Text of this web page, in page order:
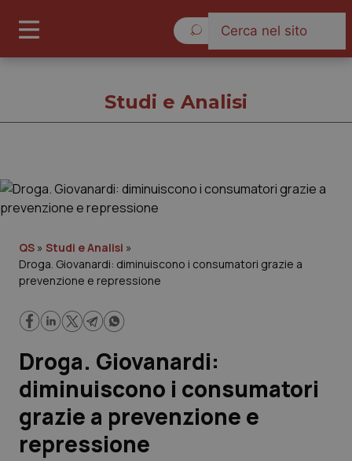
Governo e Parlamento
Regioni e Asl
Lavoro e Professioni
Scienza e Farmaci
Studi e Analisi
Studi e Analisi
QS » Studi e Analisi »
Droga. Giovanardi: diminuiscono i consumatori grazie a
prevenzione e repressione
Droga. Giovanardi:
diminuiscono i consumatori
grazie a prevenzione e
repressione